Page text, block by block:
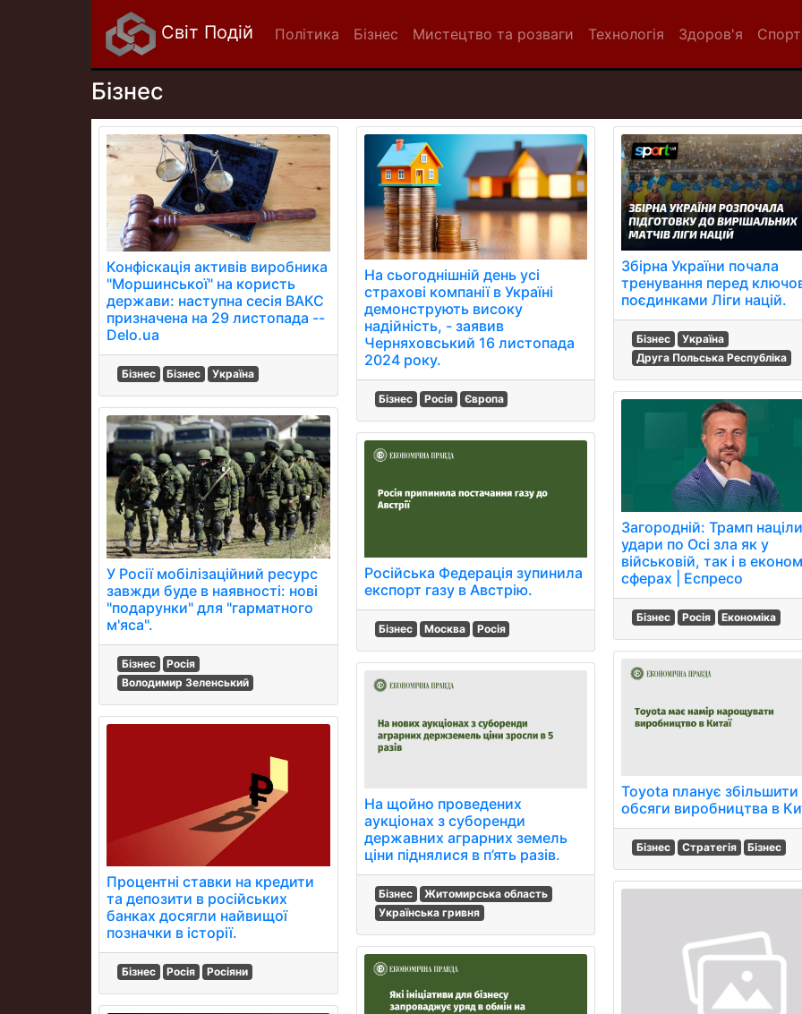
Світ Подій Політика Бізнес Мистецтво та розваги Технологія Здоров'я Спорт
Бізнес
Конфіскація активів виробника
"Моршинської" на користь
держави: наступна сесія ВАКС
призначена на 29 листопада --
Delo.ua
Бізнес Бізнес Україна
У Росії мобілізаційний ресурс
завжди буде в наявності: нові
"подарунки" для "гарматного
м'яса".
Бізнес
Росія
Володимир Зеленський
Процентні ставки на кредити
та депозити в російських
банках досягли найвищої
позначки в історії.
Бізнес Росія Росіяни
На сьогоднішній день усі
страхові компанії в Україні
демонструють високу
надійність, - заявив
Черняховський 16 листопада
2024 року.
Бізнес Росія Європа
Російська Федерація зупинила
експорт газу в Австрію.
Бізнес Москва Росія
На щойно проведених
аукціонах з суборенди
державних аграрних земель
ціни піднялися в п’ять разів.
Бізнес
Житомирська область
Українська гривня
Збірна України почала
тренування перед
поєдинками Ліги націй.
Бізнес
Україна
Друга Польська Республіка
Загородній: Трамп
удари по Осі зла як у
військовій, так і в
сферах | Еспресо
Бізнес Росія Економіка
Toyota планує збільшити
обсяги виробництва в
Бізнес Стратегія Бізнес